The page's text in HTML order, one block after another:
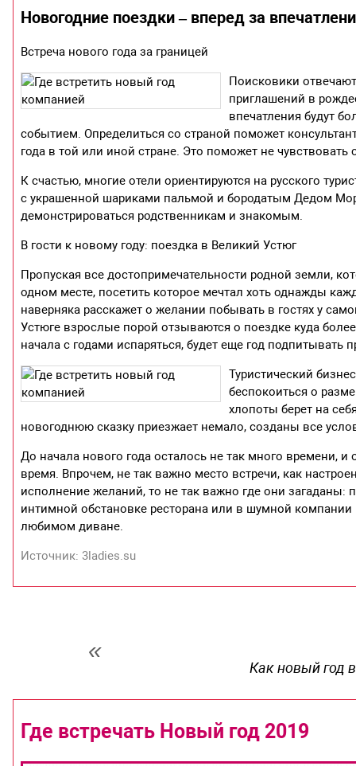
Новогодние поездки – вперед за
Встреча нового года за границей
Поисковики
приглашений в
впечатления будут
событием. Определиться со страной поможет
года в той или иной стране. Это поможет не
К счастью, многие отели ориентируются на русского
с украшенной шариками пальмой и бородатым Дедом
демонстрироваться родственникам и знакомым.
В гости к новому году: поездка в Великий Устюг
Пропуская все достопримечательности родной земли,
одном месте, посетить которое мечтал хоть однажды
наверняка расскажет о желании побывать в гостях у
Устюге взрослые порой отзываются о поездке куда
начала с годами испаряться, будет еще год
Туристический
беспокоиться о
хлопоты берет на
новогоднюю сказку приезжает немало, созданы все
До начала нового года осталось не так много времени,
время. Впрочем, не так важно место встречи, как
исполнение желаний, то не так важно где они
интимной обстановке ресторана или в шумной
любимом диване.
Источник: 3ladies.su
Как новый год
Где встречать Новый год 2019